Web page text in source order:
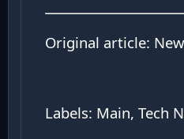
Original article:
Labels: Main, Tech